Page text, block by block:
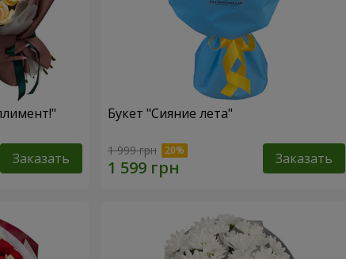
Заказать
Букет "Сияние лета"
1 999 грн Заказать